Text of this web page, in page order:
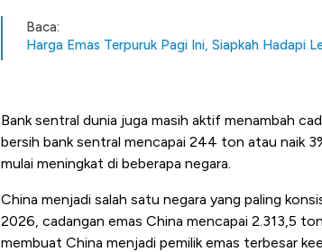
Baca:
Harga Emas Terpuruk Pagi Ini, Siapkah Hadapi
Bank sentral dunia juga masih aktif menambah
bersih bank sentral mencapai 244 ton atau naik
mulai meningkat di beberapa negara.
China menjadi salah satu negara yang paling
2026, cadangan emas China mencapai 2.313,5
membuat China menjadi pemilik emas terbesar